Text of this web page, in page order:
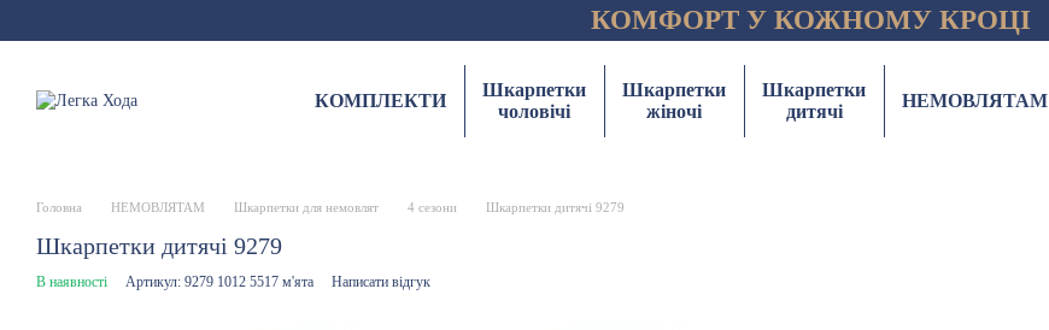
КОМФОРТ У КОЖНОМУ КРОЦІ
КОМПЛЕКТИ
Шкарпетки
чоловічі
Шкарпетки
жіночі
Шкарпетки
дитячі
НЕМОВЛЯТАМ
Головна НЕМОВЛЯТАМ Шкарпетки для немовлят 4 сезони Шкарпетки дитячі 9279
Шкарпетки дитячі 9279
В наявності Артикул: 9279 1012 5517 м'ята Написати відгук